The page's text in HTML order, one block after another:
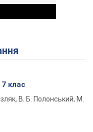
Video
клас
В. Б. Полонський, М.